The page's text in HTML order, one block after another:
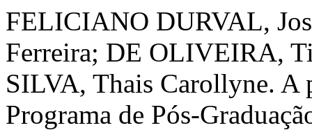
FELICIANO DURVAL,
Ferreira; DE OLIVEIRA,
SILVA, Thais Carollyne. A
Programa de Pós-